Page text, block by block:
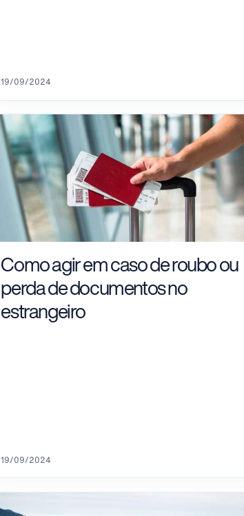
19/09/2024
Como agir em caso de roubo ou
perda de documentos no
estrangeiro
19/09/2024